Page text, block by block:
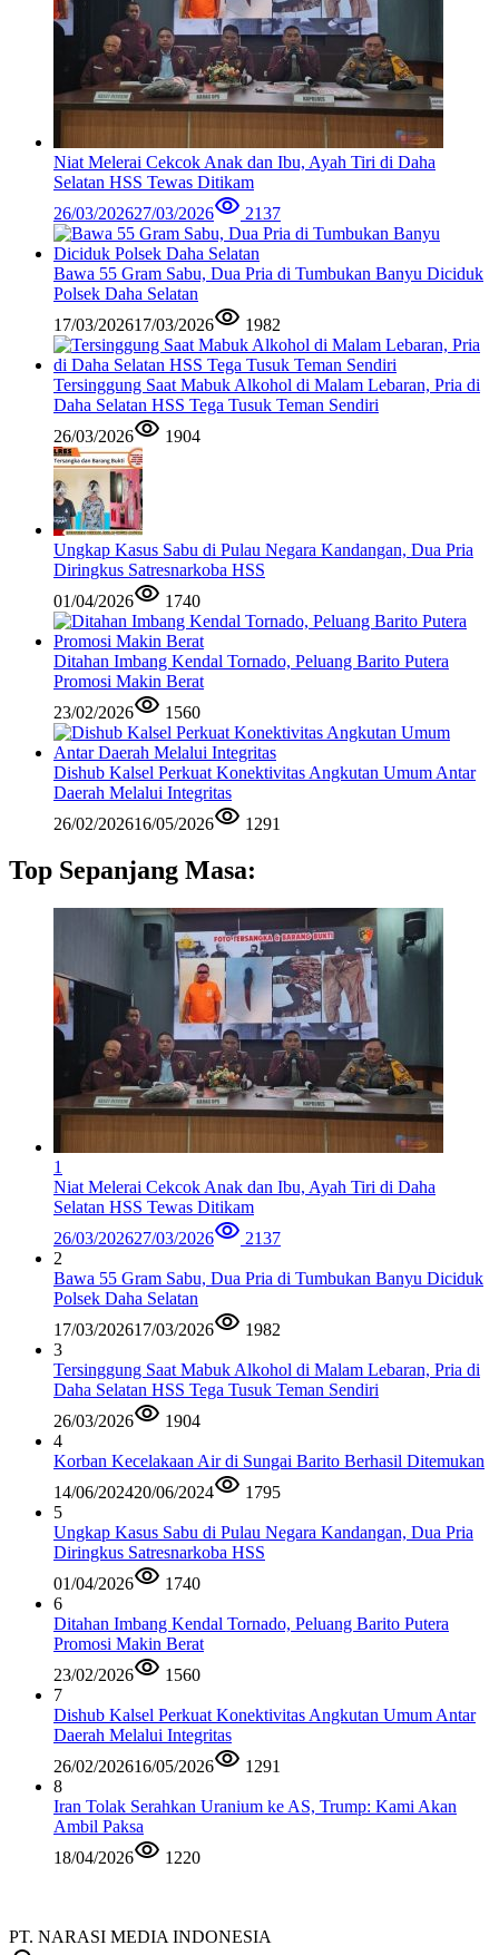
Niat Melerai Cekcok Anak dan Ibu, Ayah Tiri di Daha
Selatan HSS Tewas Ditikam
26/03/202627/03/2026 2137
Bawa 55 Gram Sabu, Dua Pria di Tumbukan Banyu Diciduk
Polsek Daha Selatan
17/03/202617/03/2026 1982
Tersinggung Saat Mabuk Alkohol di Malam Lebaran, Pria di
Daha Selatan HSS Tega Tusuk Teman Sendiri
26/03/2026
1904
Ungkap Kasus Sabu di Pulau Negara Kandangan, Dua Pria
Diringkus Satresnarkoba HSS
01/04/2026
1740
Ditahan Imbang Kendal Tornado, Peluang Barito Putera
Promosi Makin Berat
23/02/2026
1560
Dishub Kalsel Perkuat Konektivitas Angkutan Umum Antar
Daerah Melalui Integritas
26/02/202616/05/2026 1291
Top Sepanjang Masa:
1
Niat Melerai Cekcok Anak dan Ibu, Ayah Tiri di Daha
Selatan HSS Tewas Ditikam
26/03/202627/03/2026
2137
2
Bawa 55 Gram Sabu, Dua Pria di Tumbukan Banyu Diciduk
Polsek Daha Selatan
17/03/202617/03/2026
1982
3
Tersinggung Saat Mabuk Alkohol di Malam Lebaran, Pria di
Daha Selatan HSS Tega Tusuk Teman Sendiri
26/03/2026
1904
4
Korban Kecelakaan Air di Sungai Barito Berhasil Ditemukan
14/06/202420/06/2024
1795
5
Ungkap Kasus Sabu di Pulau Negara Kandangan, Dua Pria
Diringkus Satresnarkoba HSS
01/04/2026
1740
6
Ditahan Imbang Kendal Tornado, Peluang Barito Putera
Promosi Makin Berat
23/02/2026
1560
7
Dishub Kalsel Perkuat Konektivitas Angkutan Umum Antar
Daerah Melalui Integritas
26/02/202616/05/2026
1291
8
Iran Tolak Serahkan Uranium ke AS, Trump: Kami Akan
Ambil Paksa
18/04/2026
1220
PT. NARASI MEDIA INDONESIA